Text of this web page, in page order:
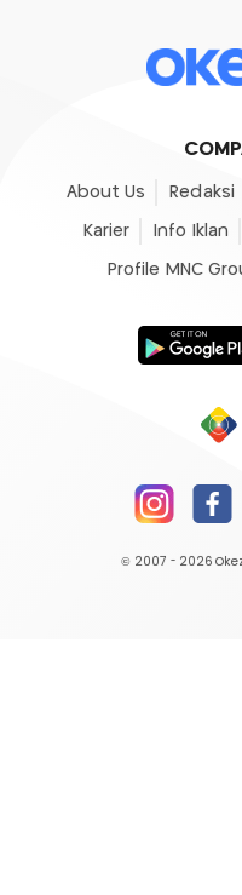
About Us Redaksi
Karier Info Iklan
Profile MNC
© 2007 - 2026